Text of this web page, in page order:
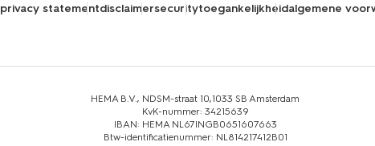
privacy statementdisclaimersecuritytoegankelijkheidalgemene
HEMA B.V., NDSM-straat 10,1033 SB Amsterdam
KvK-nummer: 34215639
IBAN: HEMA NL67INGB0651607663
Btw-identificatienummer: NL814217412B01